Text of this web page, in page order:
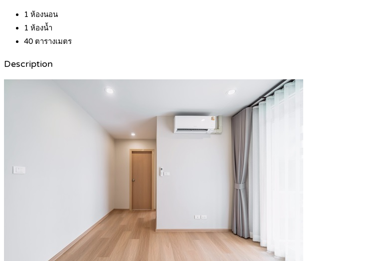
1 ห้องนอน
1 ห้องน้ำ
40 ตารางเมตร
Description